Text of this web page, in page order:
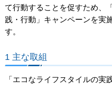
て行動することを促すため、
践・行動」キャンペーンを実
す。
1 主な取組
「エコなライフスタイルの実